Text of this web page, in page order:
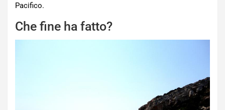
Pacifico.
Che fine ha fatto?